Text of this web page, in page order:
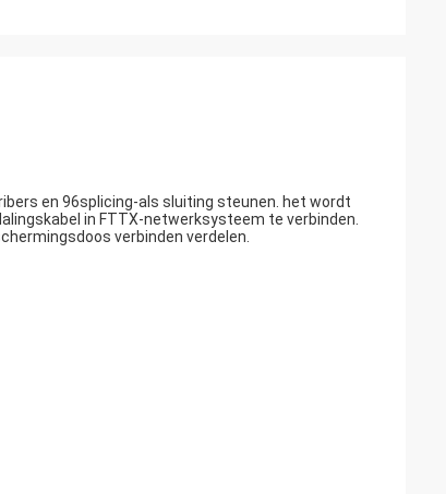
en 96splicing-als sluiting steunen. het wordt
in FTTX-netwerksysteem te verbinden.
verbinden verdelen.